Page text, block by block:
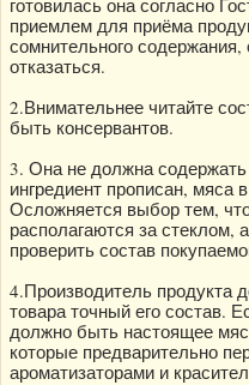
готовилась она согласно
приемлем для приёма
сомнительного содержания,
отказаться.
2.Внимательнее читайте
быть консервантов.
3. Она не должна
ингредиент прописан, мяса
Осложняется выбор тем,
располагаются за стеклом,
проверить состав
4.Производитель продукта
товара точный его состав.
должно быть настоящее
которые предварительно
ароматизаторами и